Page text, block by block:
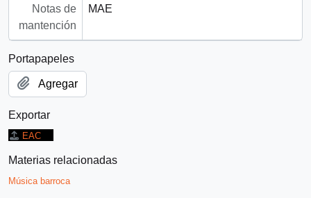
Notas de
mantención
MAE
Portapapeles
Agregar
Exportar
EAC
Materias relacionadas
Música barroca